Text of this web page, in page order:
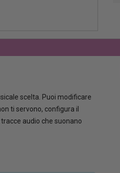
scelta. Puoi modificare
ti servono, configura il
audio che suonano